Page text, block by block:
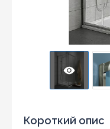
Короткий опис